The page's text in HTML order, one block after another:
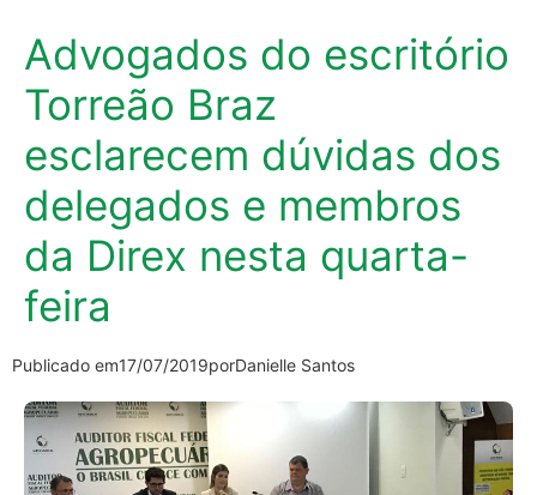
Advogados do escritório
Torreão Braz
esclarecem dúvidas dos
delegados e membros
da Direx nesta quarta-
feira
Publicado em17/07/2019porDanielle Santos